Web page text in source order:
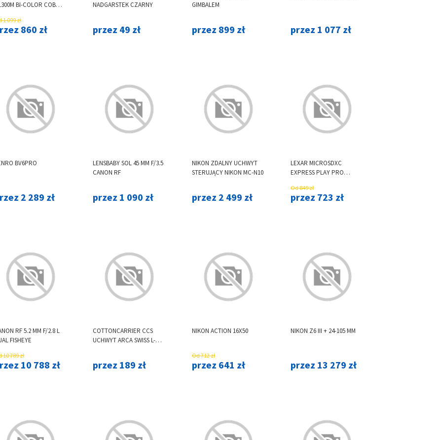
BI-COLOR COB
1 099 zł
860 zł
NADGARSTEK CZARNY
przez 49 zł
GIMBALEM
przez 899 zł przez 1 077 zł
BV6PRO
2 289 zł
LENSBABY SOL 45 MM F/3.5
CANON RF
przez 1 090 zł
NIKON ZDALNY UCHWYT
STERUJĄCY NIKON MC-N10
przez 2 499 zł
LEXAR MICROSDXC
EXPRESS PLAY PRO
C10 U3 UHS-I V30 512GB
Od 849 zł
przez 723 zł
RF 5.2 MM F/2.8 L
FISHEYE
10 789 zł
10 788 zł
COTTONCARRIER CCS
UCHWYT ARCA SWISS L-
przez 189 zł
NIKON ACTION 16X50
Od 712 zł
przez 641 zł
NIKON Z6 III + 24-105 MM
przez 13 279 zł